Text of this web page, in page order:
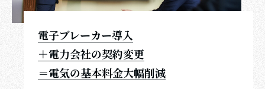
電子ブレーカー導入
＋電力会社の契約変更
＝電気の基本料金大幅削減